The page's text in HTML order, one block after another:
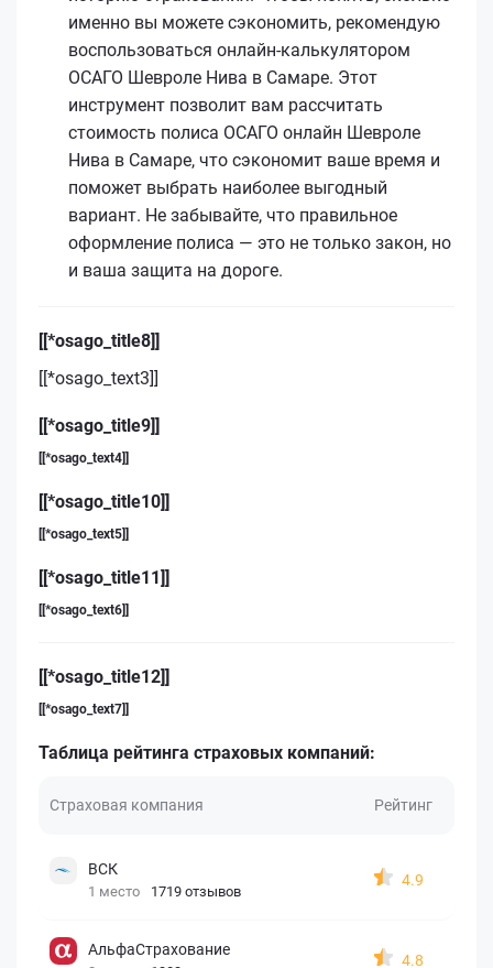
именно вы можете сэкономить, рекомендую
воспользоваться онлайн-калькулятором
ОСАГО Шевроле Нива в Самаре. Этот
инструмент позволит вам рассчитать
стоимость полиса ОСАГО онлайн Шевроле
Нива в Самаре, что сэкономит ваше время и
поможет выбрать наиболее выгодный
вариант. Не забывайте, что правильное
оформление полиса — это не только закон, но
и ваша защита на дороге.
[[*osago_title8]]
[[*osago_text3]]
[[*osago_title9]]
[[*osago_text4]]
[[*osago_title10]]
[[*osago_text5]]
[[*osago_title11]]
[[*osago_text6]]
[[*osago_title12]]
[[*osago_text7]]
Таблица рейтинга страховых компаний:
Страховая компания Рейтинг
ВСК
1 место 1719 отзывов
4.9
АльфаСтрахование
4.8